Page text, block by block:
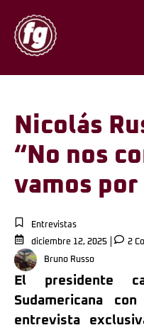
Nicolás
“No nos
vamos por
Entrevistas
diciembre 12, 2025
2
Bruno Russo
El presidente
Sudamericana
entrevista